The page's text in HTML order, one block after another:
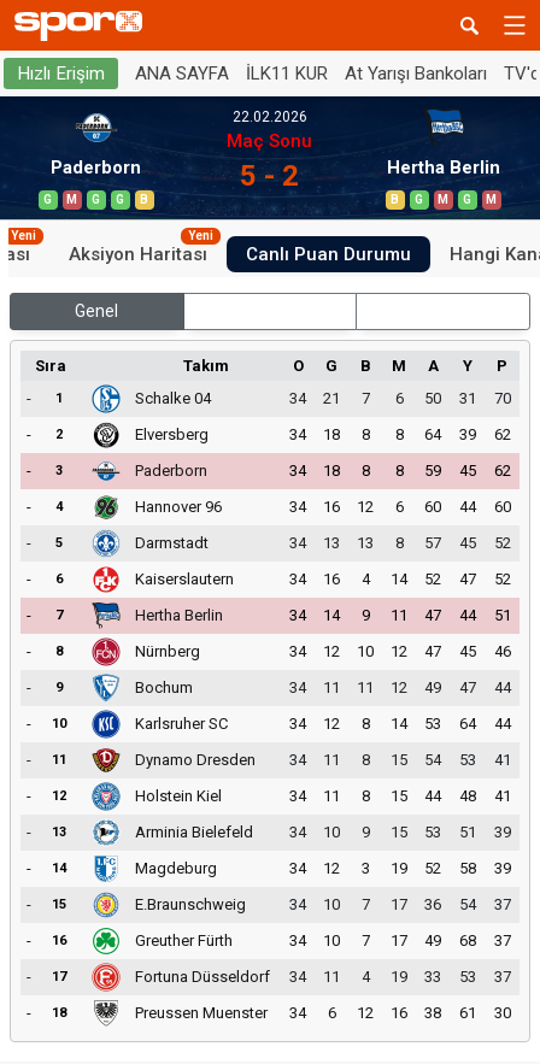
Hızlı Erişim ANA SAYFA İLK11 KUR At Yarışı Bankoları
Paderborn
G M G G B
22.02.2026
Maç Sonu
5 - 2 Hertha Berlin
B G M G M
Yeni
Aksiyon Haritası
Yeni
Canlı Puan Durumu Hangi
Genel
Sıra Takım O G B M A Y
P
-
1 Schalke 04 34 21 7 6 50 31
70
-
2 Elversberg 34 18 8 8 64 39
62
-
3 Paderborn 34 18 8 8 59 45
62
-
4 Hannover 96 34 16 12 6 60 44
60
-
5 Darmstadt 34 13 13 8 57 45
52
-
6 Kaiserslautern 34 16 4 14 52 47
52
-
7 Hertha Berlin 34 14 9 11 47 44
51
-
8 Nürnberg 34 12 10 12 47 45
46
-
9 Bochum 34 11 11 12 49 47
44
-
10 Karlsruher SC 34 12 8 14 53 64
44
-
11 Dynamo Dresden 34 11 8 15 54 53
41
-
12 Holstein Kiel 34 11 8 15 44 48
41
-
13 Arminia Bielefeld 34 10 9 15 53 51
39
-
14 Magdeburg 34 12 3 19 52 58
39
-
15 E.Braunschweig 34 10 7 17 36 54
37
-
16 Greuther Fürth 34 10 7 17 49 68
37
-
17 Fortuna Düsseldorf 34 11 4 19 33 53
37
-
18 Preussen Muenster 34 6 12 16 38 61 30